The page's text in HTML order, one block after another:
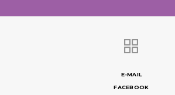
E-MAIL
FACEBOOK